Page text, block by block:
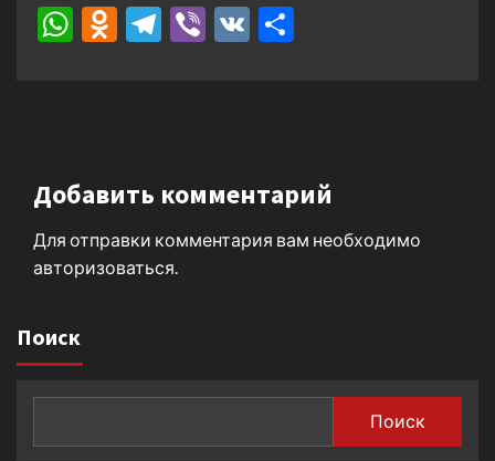
WhatsApp
Odnoklassniki
Telegram
Viber
VK
Добавить комментарий
Для отправки комментария вам необходимо
авторизоваться
Поиск
Поиск